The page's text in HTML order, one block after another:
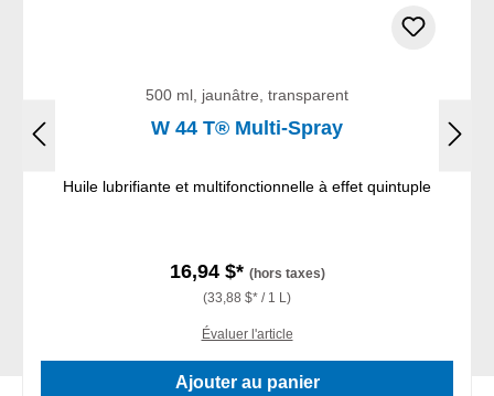
500 ml, jaunâtre, transparent
W 44 T® Multi-Spray
Huile lubrifiante et multifonctionnelle à effet quintuple
16,94 $* (hors taxes)
(33,88 $* / 1 L)
Évaluer l'article
Ajouter au panier